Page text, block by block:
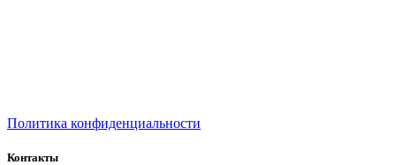
Политика конфиденциальности
Контакты